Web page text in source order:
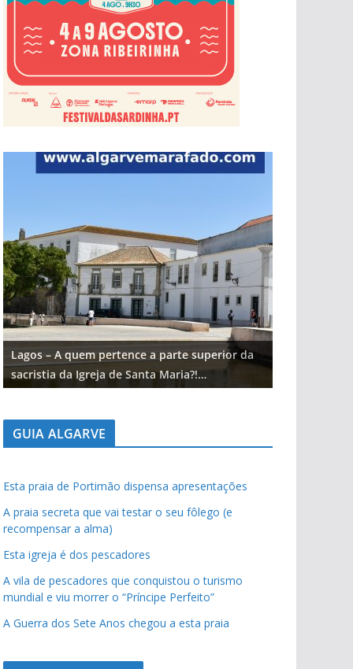
Lagos – A quem pertence a parte superior da
sacristia da Igreja de Santa Maria?!…
GUIA ALGARVE
Esta praia de Portimão dispensa apresentações
A praia secreta que vai testar o seu fôlego (e
recompensar a alma)
Esta igreja é dos pescadores
A vila de pescadores que conquistou o turismo
mundial e viu morrer o “Príncipe Perfeito”
A Guerra dos Sete Anos chegou a esta praia